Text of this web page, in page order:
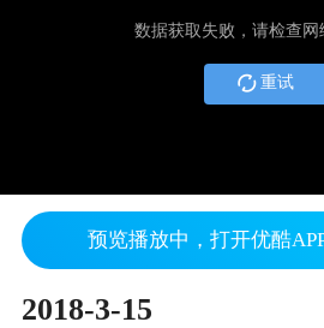
数据获取失败，请检查网
重试
预览播放中，打开优酷
2018-3-15